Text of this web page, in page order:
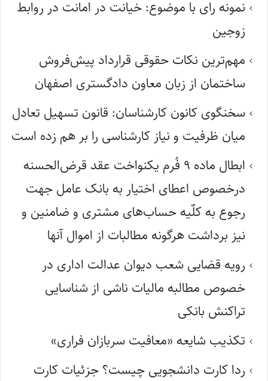
نمونه رای با موضوع: خیانت در امانت در روابط
زوجین
مهم‌ترین نکات حقوقی قرارداد پیش‌فروش
ساختمان از زبان معاون دادگستری اصفهان
سخنگوی کانون کارشناسان: قانون تسهیل تعادل
میان ظرفیت و نیاز کارشناسی را بر هم زده است
ابطال ماده ۹ فُرم یکنواخت عقد قرض‌الحسنه
درخصوص اعطای اختیار به بانک عامل جهت
رجوع به کلّیه حساب‌های مشتری و ضامنین و
نیز برداشت هرگونه مطالبات از اموال آنها
رویه قضایی شعب دیوان عدالت اداری در
خصوص مطالبه مالیات ناشی از شناسایی
تراکنش بانکی
تکذیب شایعه «معافیت سربازان فراری»
ردا کارت دانشجویی چیست؟ جزئیات کارت